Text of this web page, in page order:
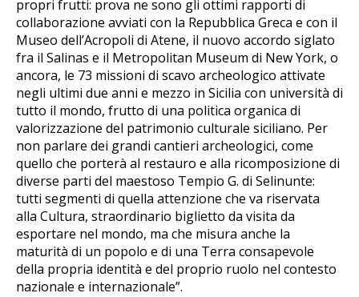
propri frutti: prova ne sono gli ottimi rapporti di
collaborazione avviati con la Repubblica Greca e con il
Museo dell’Acropoli di Atene, il nuovo accordo siglato
fra il Salinas e il Metropolitan Museum di New York, o
ancora, le 73 missioni di scavo archeologico attivate
negli ultimi due anni e mezzo in Sicilia con università di
tutto il mondo, frutto di una politica organica di
valorizzazione del patrimonio culturale siciliano. Per
non parlare dei grandi cantieri archeologici, come
quello che porterà al restauro e alla ricomposizione di
diverse parti del maestoso Tempio G. di Selinunte:
tutti segmenti di quella attenzione che va riservata
alla Cultura, straordinario biglietto da visita da
esportare nel mondo, ma che misura anche la
maturità di un popolo e di una Terra consapevole
della propria identità e del proprio ruolo nel contesto
nazionale e internazionale”.